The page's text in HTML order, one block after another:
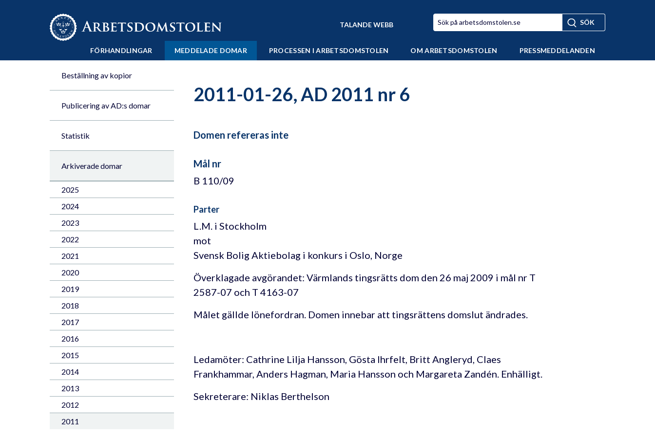
Till innehåll på sidan x
TALANDE WEBB
FÖRHANDLINGAR MEDDELADE DOMAR PROCESSEN I ARBETSDOMSTOLEN OM ARBETSDOMSTOLEN PRESSMEDDELANDEN
Beställning av kopior
Publicering av AD:s domar
Statistik
Arkiverade domar
2025
2024
2023
2022
2021
2020
2019
2018
2017
2016
2015
2014
2013
2012
2011
2011-01-26, AD 2011 nr 6
Domen refereras inte
Mål nr
B 110/09
Parter
L.M. i Stockholm
mot
Svensk Bolig Aktiebolag i konkurs i Oslo, Norge
Överklagade avgörandet: Värmlands tingsrätts dom den 26 maj 2009 i mål nr T
2587-07 och T 4163-07
Målet gällde lönefordran. Domen innebar att tingsrättens domslut ändrades.
Ledamöter: Cathrine Lilja Hansson, Gösta Ihrfelt, Britt Angleryd, Claes
Frankhammar, Anders Hagman, Maria Hansson och Margareta Zandén. Enhälligt.
Sekreterare: Niklas Berthelson